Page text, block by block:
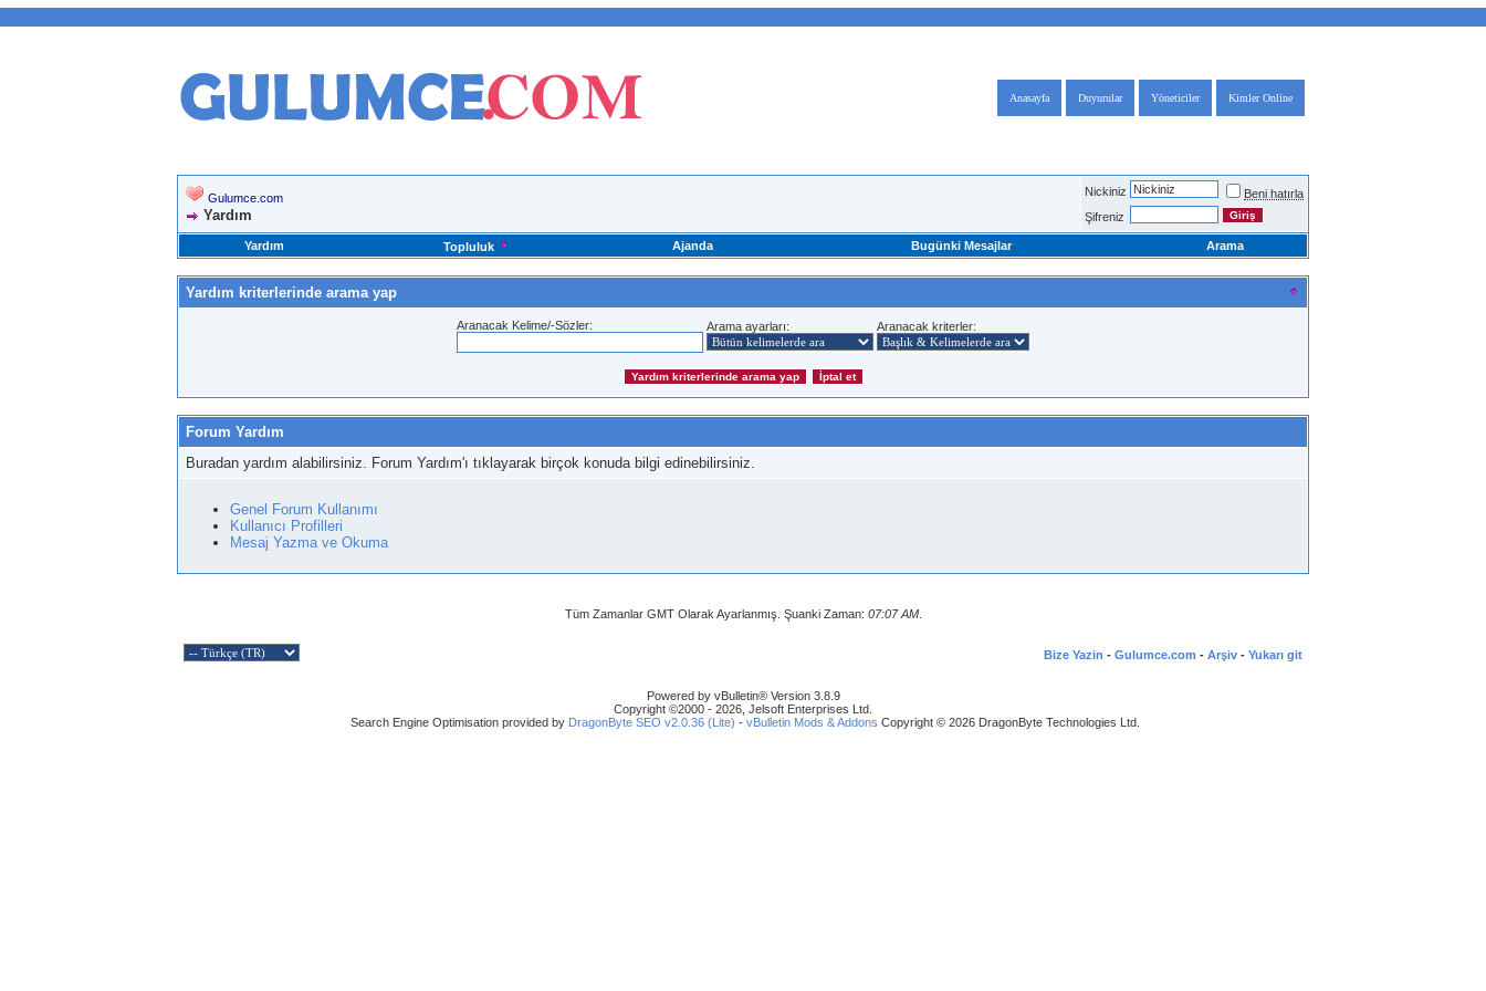
Kimler Online
Yöneticiler
Duyurular
Anasayfa
Gulumce.com
Yardım
Nickiniz
Beni hatırla
Şifreniz
Yardım Topluluk Ajanda Bugünki Mesajlar Arama
Yardım kriterlerinde arama yap
Aranacak Kelime/-Sözler: Arama ayarları: Aranacak kriterler:
Forum Yardım
Buradan yardım alabilirsiniz. Forum Yardım'ı tıklayarak birçok konuda bilgi edinebilirsiniz.
Genel Forum Kullanımı
Kullanıcı Profilleri
Mesaj Yazma ve Okuma
Tüm Zamanlar GMT Olarak Ayarlanmış. Şuanki Zaman: 07:07 AM.
Bize Yazin - Gulumce.com - Arşiv - Yukarı git
Powered by vBulletin® Version 3.8.9
Copyright ©2000 - 2026, Jelsoft Enterprises Ltd.
Search Engine Optimisation provided by DragonByte SEO v2.0.36 (Lite) - vBulletin Mods & Addons Copyright © 2026 DragonByte Technologies Ltd.